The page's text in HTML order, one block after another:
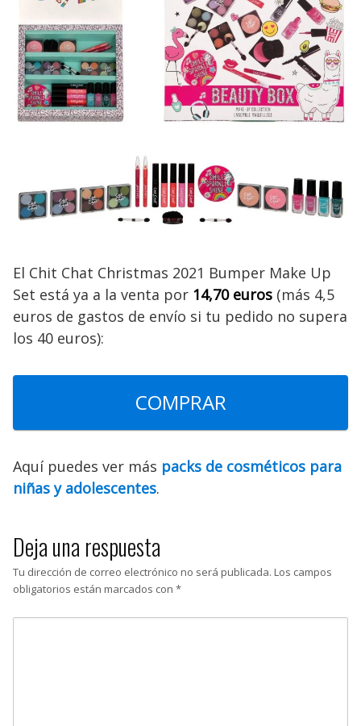
El Chit Chat Christmas 2021 Bumper Make Up
Set está ya a la venta por 14,70 euros (más 4,5
euros de gastos de envío si tu pedido no supera
los 40 euros):
COMPRAR
Aquí puedes ver más packs de cosméticos para
niñas y adolescentes.
Deja una respuesta
Tu dirección de correo electrónico no será publicada. Los campos
obligatorios están marcados con *